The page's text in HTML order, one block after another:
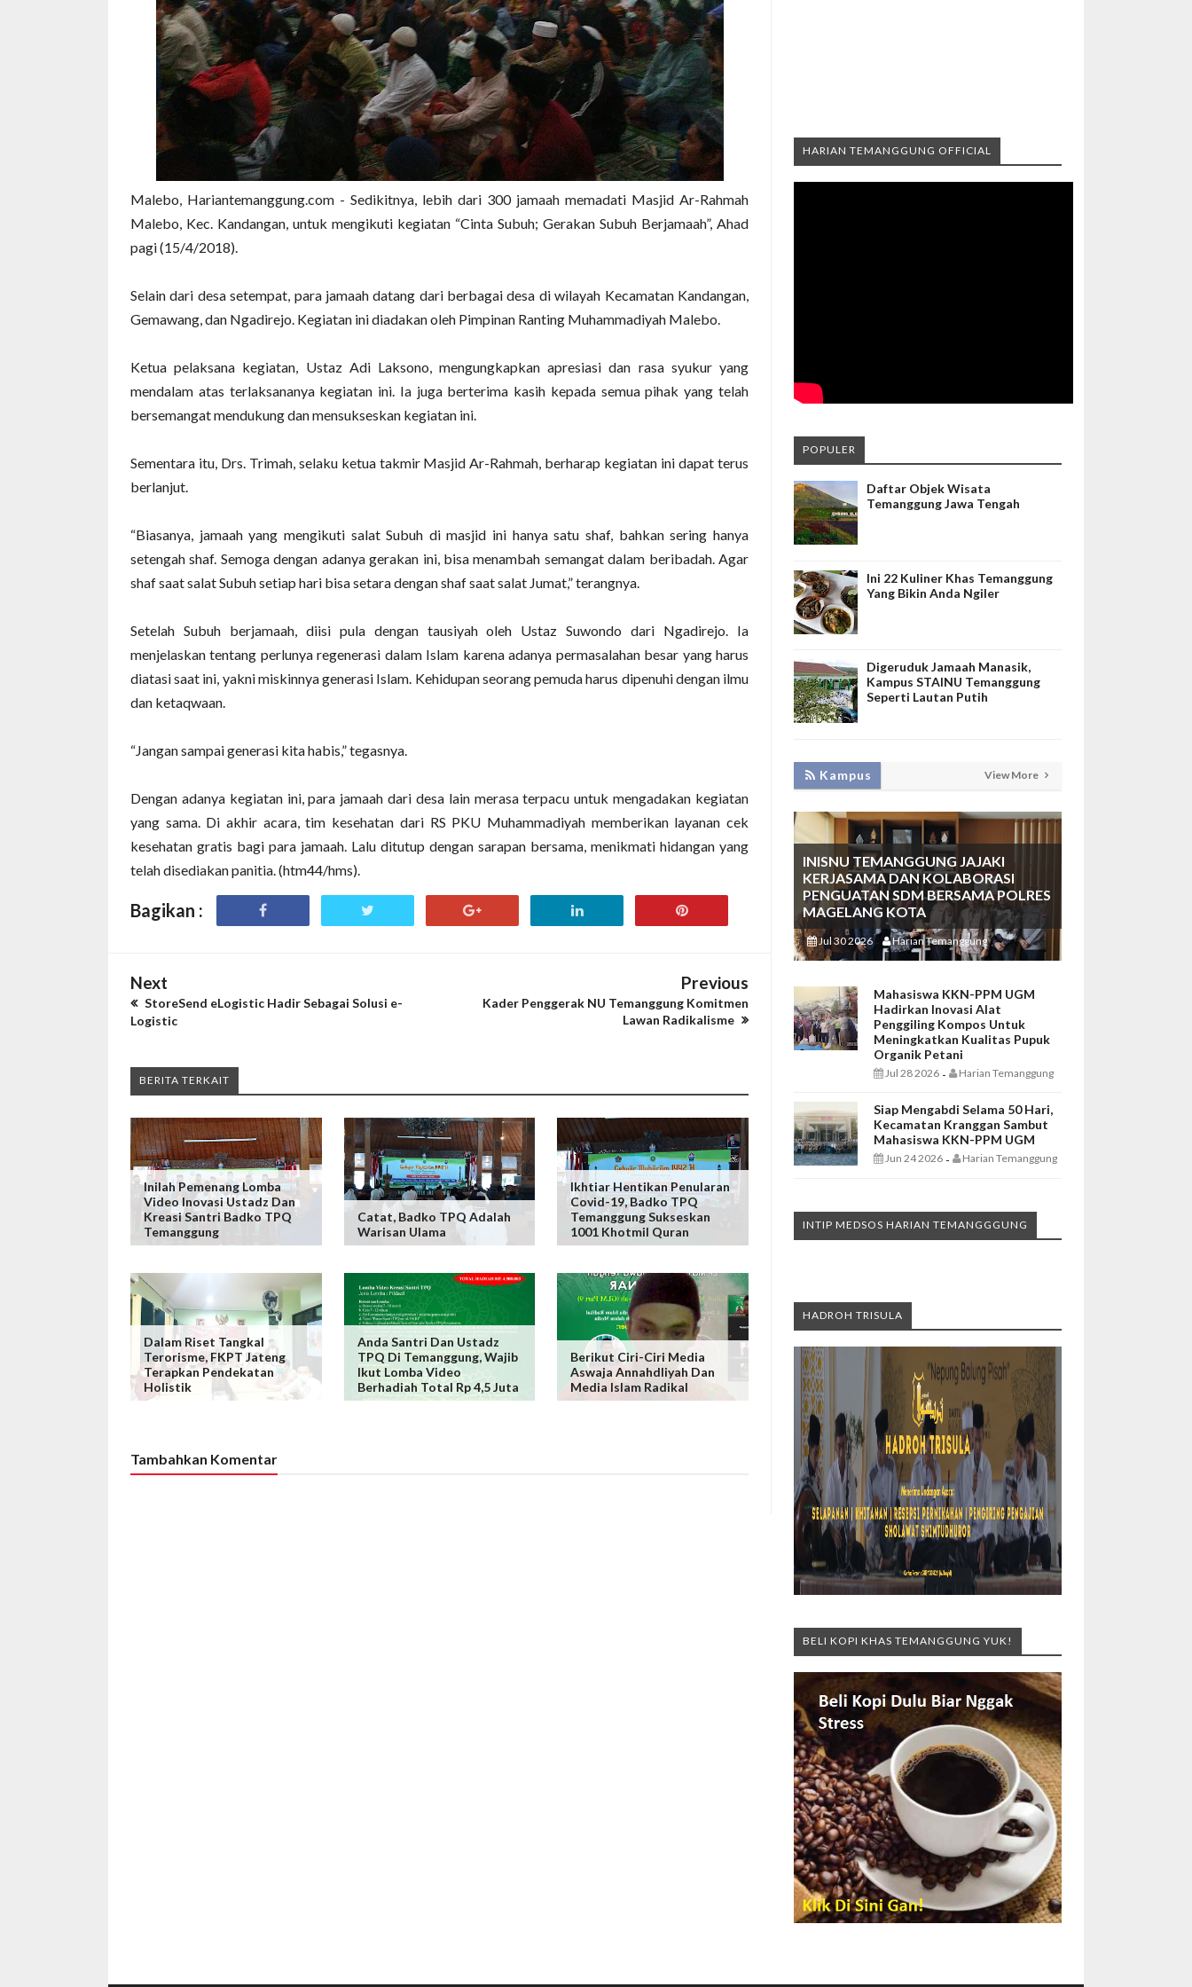
Malebo, Hariantemanggung.com - Sedikitnya, lebih dari 300 jamaah memadati Masjid Ar-Rahmah
Malebo, Kec. Kandangan, untuk mengikuti kegiatan “Cinta Subuh; Gerakan Subuh Berjamaah”, Ahad
pagi (15/4/2018).
Selain dari desa setempat, para jamaah datang dari berbagai desa di wilayah Kecamatan Kandangan,
Gemawang, dan Ngadirejo. Kegiatan ini diadakan oleh Pimpinan Ranting Muhammadiyah Malebo.
Ketua pelaksana kegiatan, Ustaz Adi Laksono, mengungkapkan apresiasi dan rasa syukur yang
mendalam atas terlaksananya kegiatan ini. Ia juga berterima kasih kepada semua pihak yang telah
bersemangat mendukung dan mensukseskan kegiatan ini.
Sementara itu, Drs. Trimah, selaku ketua takmir Masjid Ar-Rahmah, berharap kegiatan ini dapat terus
berlanjut.
“Biasanya, jamaah yang mengikuti salat Subuh di masjid ini hanya satu shaf, bahkan sering hanya
setengah shaf. Semoga dengan adanya gerakan ini, bisa menambah semangat dalam beribadah. Agar
shaf saat salat Subuh setiap hari bisa setara dengan shaf saat salat Jumat,” terangnya.
Setelah Subuh berjamaah, diisi pula dengan tausiyah oleh Ustaz Suwondo dari Ngadirejo. Ia
menjelaskan tentang perlunya regenerasi dalam Islam karena adanya permasalahan besar yang harus
diatasi saat ini, yakni miskinnya generasi Islam. Kehidupan seorang pemuda harus dipenuhi dengan ilmu
dan ketaqwaan.
“Jangan sampai generasi kita habis,” tegasnya.
Dengan adanya kegiatan ini, para jamaah dari desa lain merasa terpacu untuk mengadakan kegiatan
yang sama. Di akhir acara, tim kesehatan dari RS PKU Muhammadiyah memberikan layanan cek
kesehatan gratis bagi para jamaah. Lalu ditutup dengan sarapan bersama, menikmati hidangan yang
telah disediakan panitia. (htm44/hms).
Bagikan :
Next
StoreSend eLogistic Hadir Sebagai Solusi e-
Logistic
Previous
Kader Penggerak NU Temanggung Komitmen
Lawan Radikalisme
BERITA TERKAIT
Inilah Pemenang Lomba
Video Inovasi Ustadz Dan
Kreasi Santri Badko TPQ
Temanggung
Catat, Badko TPQ Adalah
Warisan Ulama
Ikhtiar Hentikan Penularan
Covid-19, Badko TPQ
Temanggung Sukseskan
1001 Khotmil Quran
Dalam Riset Tangkal
Terorisme, FKPT Jateng
Terapkan Pendekatan
Holistik
Anda Santri Dan Ustadz
TPQ Di Temanggung, Wajib
Ikut Lomba Video
Berhadiah Total Rp 4,5 Juta
Berikut Ciri-Ciri Media
Aswaja Annahdliyah Dan
Media Islam Radikal
Tambahkan Komentar
HARIAN TEMANGGUNG OFFICIAL
POPULER
Daftar Objek Wisata
Temanggung Jawa Tengah
Ini 22 Kuliner Khas Temanggung
Yang Bikin Anda Ngiler
Digeruduk Jamaah Manasik,
Kampus STAINU Temanggung
Seperti Lautan Putih
Kampus View More
INISNU TEMANGGUNG JAJAKI
KERJASAMA DAN KOLABORASI
PENGUATAN SDM BERSAMA POLRES
MAGELANG KOTA
Jul 30 2026- Harian Temanggung
Mahasiswa KKN-PPM UGM
Hadirkan Inovasi Alat
Penggiling Kompos Untuk
Meningkatkan Kualitas Pupuk
Organik Petani
Jul 28 2026 - Harian Temanggung
Siap Mengabdi Selama 50 Hari,
Kecamatan Kranggan Sambut
Mahasiswa KKN-PPM UGM
Jun 24 2026 - Harian Temanggung
INTIP MEDSOS HARIAN TEMANGGGUNG
HADROH TRISULA
BELI KOPI KHAS TEMANGGUNG YUK!